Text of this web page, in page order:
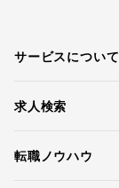
サービスについて
求人検索
転職ノウハウ